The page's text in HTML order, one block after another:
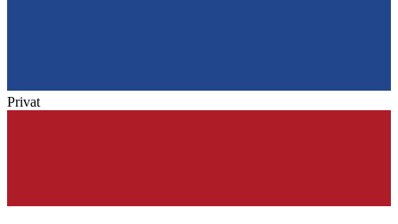
Privat